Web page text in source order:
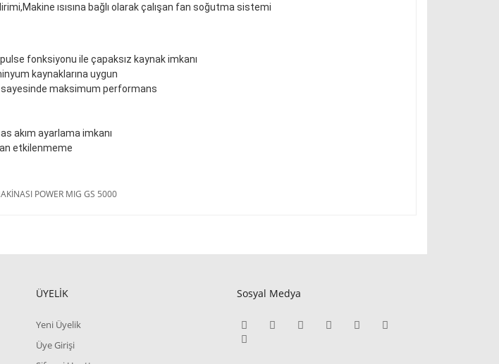
ısısına bağlı olarak çalışan fan soğutma sistemi
fonksiyonu ile çapaksız kaynak imkanı
kaynaklarına uygun
sayesinde maksimum performans
akım ayarlama imkanı
etkilenmeme
POWER MIG GS 5000
ÜYELİK
Yeni Üyelik
Üye Girişi
Sosyal Medya